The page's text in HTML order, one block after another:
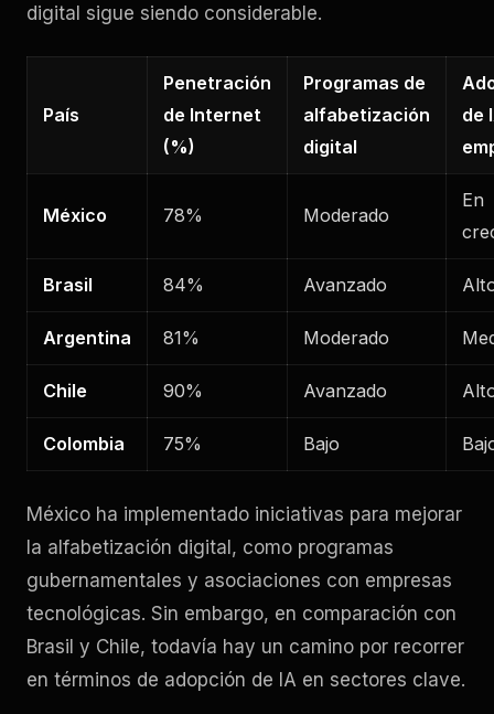
digital sigue siendo considerable.
País
Penetración
de Internet
(%)
Programas de
alfabetización
digital
de
México 78% Moderado
En
Brasil 84% Avanzado
Argentina 81% Moderado
Chile 90% Avanzado
Colombia 75% Bajo
México ha implementado iniciativas para mejorar
la alfabetización digital, como programas
gubernamentales y asociaciones con empresas
tecnológicas. Sin embargo, en comparación con
Brasil y Chile, todavía hay un camino por recorrer
en términos de adopción de IA en sectores clave.